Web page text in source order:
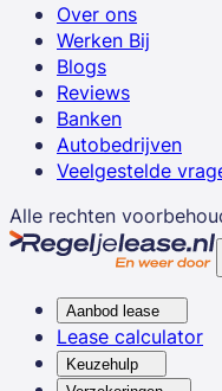
Over ons
Werken Bij
Blogs
Reviews
Banken
Autobedrijven
Veelgestelde
Alle rechten
Aanbod lease
Lease calculator
Keuzehulp